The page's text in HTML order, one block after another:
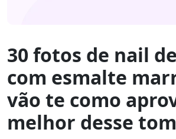
30 fotos de nail
com esmalte
vão te como
melhor desse tom